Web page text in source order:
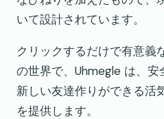
いて設計されています。
クリックするだけで有意義
の世界で、Uhmegle は、安
新しい友達作りができる活
を提供します。